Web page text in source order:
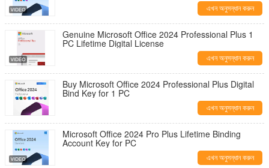
এখন অনুসন্ধান করুন
Genuine Microsoft Office 2024 Professional Plus 1
PC Lifetime Digital License
এখন অনুসন্ধান করুন
Buy Microsoft Office 2024 Professional Plus Digital
Bind Key for 1 PC
এখন অনুসন্ধান করুন
Microsoft Office 2024 Pro Plus Lifetime Binding
Account Key for PC
এখন অনুসন্ধান করুন